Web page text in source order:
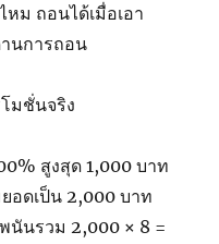
ม ถอนได้เมื่อเอา
นการถอน
มชั่นจริง
สูงสุด 1,000 บาท
อดเป็น 2,000 บาท
นันรวม 2,000 × 8 =